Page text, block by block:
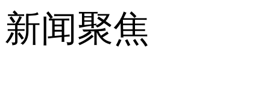
新闻聚焦